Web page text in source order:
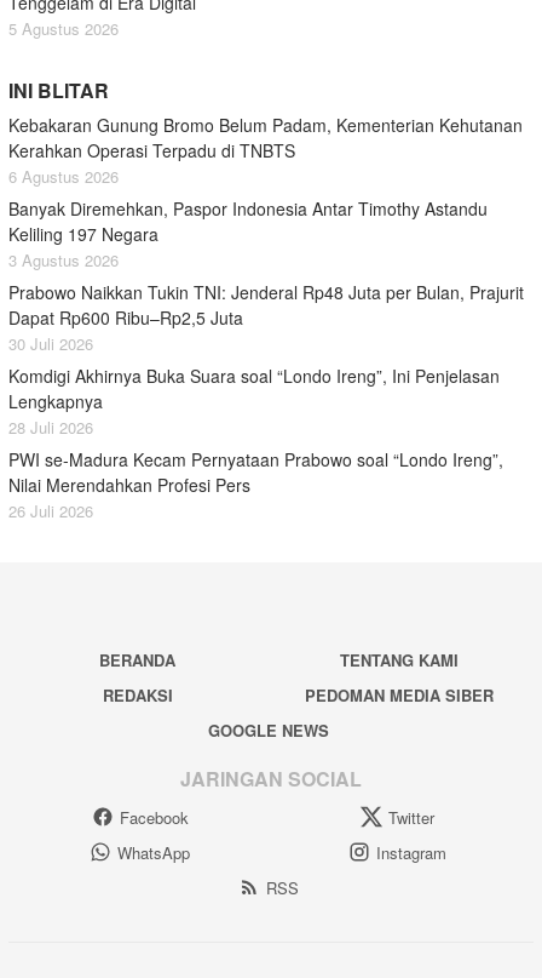
5 Agustus 2026
INI BLITAR
Kebakaran Gunung Bromo Belum Padam, Kementerian Kehutanan
Kerahkan Operasi Terpadu di TNBTS
6 Agustus 2026
Banyak Diremehkan, Paspor Indonesia Antar Timothy Astandu
Keliling 197 Negara
3 Agustus 2026
Prabowo Naikkan Tukin TNI: Jenderal Rp48 Juta per Bulan, Prajurit
Dapat Rp600 Ribu–Rp2,5 Juta
30 Juli 2026
Komdigi Akhirnya Buka Suara soal “Londo Ireng”, Ini Penjelasan
Lengkapnya
28 Juli 2026
PWI se-Madura Kecam Pernyataan Prabowo soal “Londo Ireng”,
Nilai Merendahkan Profesi Pers
26 Juli 2026
BERANDA
TENTANG KAMI
REDAKSI
PEDOMAN MEDIA SIBER
GOOGLE NEWS
JARINGAN SOCIAL
Facebook
Twitter
WhatsApp
Instagram
RSS